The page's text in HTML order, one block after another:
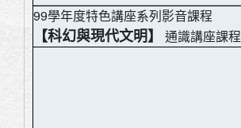
99學年度特色講座系列影音課程
【科幻與現代文明】
通識講座課程